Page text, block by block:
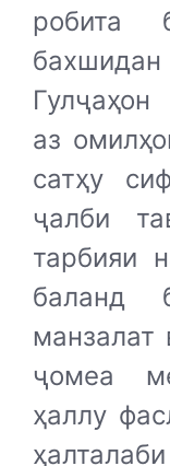
робита
аз
сатҳу
ҷалби
тарбияи
баланд
манзалат
ҷомеа
ҳаллу